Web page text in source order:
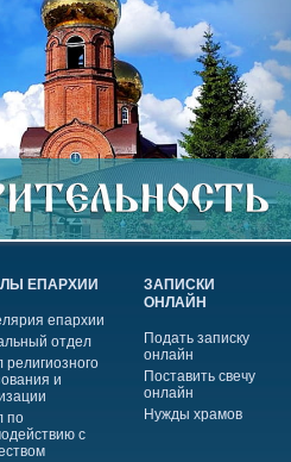
ЕПАРХИИ
епархии
отдел
религиозного
и
по
с
ЗАПИСКИ
ОНЛАЙН
Подать записку
онлайн
Поставить свечу
онлайн
Нужды храмов